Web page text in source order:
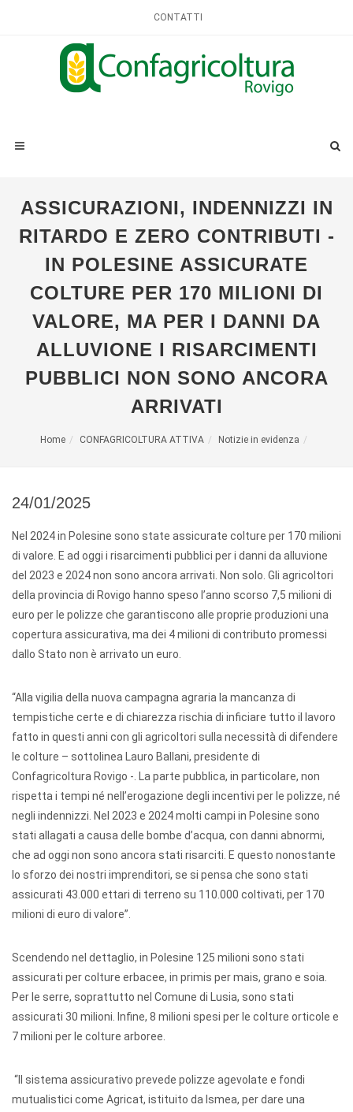
CONTATTI
ASSICURAZIONI, INDENNIZZI IN
RITARDO E ZERO CONTRIBUTI -
IN POLESINE ASSICURATE
COLTURE PER 170 MILIONI DI
VALORE, MA PER I DANNI DA
ALLUVIONE I RISARCIMENTI
PUBBLICI NON SONO ANCORA
ARRIVATI
Home CONFAGRICOLTURA ATTIVA Notizie in evidenza
24/01/2025
Nel 2024 in Polesine sono state assicurate colture per 170 milioni
di valore. E ad oggi i risarcimenti pubblici per i danni da alluvione
del 2023 e 2024 non sono ancora arrivati. Non solo. Gli agricoltori
della provincia di Rovigo hanno speso l’anno scorso 7,5 milioni di
euro per le polizze che garantiscono alle proprie produzioni una
copertura assicurativa, ma dei 4 milioni di contributo promessi
dallo Stato non è arrivato un euro.
“Alla vigilia della nuova campagna agraria la mancanza di
tempistiche certe e di chiarezza rischia di inficiare tutto il lavoro
fatto in questi anni con gli agricoltori sulla necessità di difendere
le colture – sottolinea Lauro Ballani, presidente di
Confagricoltura Rovigo -. La parte pubblica, in particolare, non
rispetta i tempi né nell’erogazione degli incentivi per le polizze, né
negli indennizzi. Nel 2023 e 2024 molti campi in Polesine sono
stati allagati a causa delle bombe d’acqua, con danni abnormi,
che ad oggi non sono ancora stati risarciti. E questo nonostante
lo sforzo dei nostri imprenditori, se si pensa che sono stati
assicurati 43.000 ettari di terreno su 110.000 coltivati, per 170
milioni di euro di valore”.
Scendendo nel dettaglio, in Polesine 125 milioni sono stati
assicurati per colture erbacee, in primis per mais, grano e soia.
Per le serre, soprattutto nel Comune di Lusia, sono stati
assicurati 30 milioni. Infine, 8 milioni spesi per le colture orticole e
7 milioni per le colture arboree.
“Il sistema assicurativo prevede polizze agevolate e fondi
mutualistici come Agricat, istituito da Ismea, per dare una